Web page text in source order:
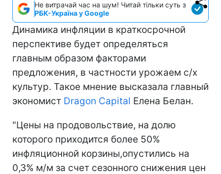
Не витрачай час на шум! Читай тільки суть з
РБК-Україна у Google
Динамика инфляции в краткосрочной
перспективе будет определяться
главным образом факторами
предложения, в частности урожаем с/х
культур. Такое мнение высказала главный
экономист Dragon Capital Елена Белан.
"Цены на продовольствие, на долю
которого приходится более 50%
инфляционной корзины,опустились на
0,3% м/м за счет сезонного снижения цен